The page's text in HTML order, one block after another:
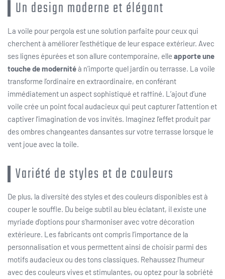
Un design moderne et élégant
La voile pour pergola est une solution parfaite pour ceux qui
cherchent à améliorer l’esthétique de leur espace extérieur. Avec
ses lignes épurées et son allure contemporaine, elle apporte une
touche de modernitéà n’importe quel jardin ou terrasse. La voile
transforme l’ordinaire en extraordinaire, en conférant
immédiatement un aspect sophistiqué et raffiné. L’ajout d’une
voile crée un point focal audacieux qui peut capturer l’attention et
captiver l’imagination de vos invités. Imaginez l’effet produit par
des ombres changeantes dansantes sur votre terrasse lorsque le
vent joue avec la toile.
Variété de styles et de couleurs
De plus, la diversité des styles et des couleurs disponibles est à
couper le souffle. Du beige subtil au bleu éclatant, il existe une
myriade d’options pour s’harmoniser avec votre décoration
extérieure. Les fabricants ont compris l’importance de la
personnalisation et vous permettent ainsi de choisir parmi des
motifs audacieux ou des tons classiques. Rehaussez l’humeur
avec des couleurs vives et stimulantes, ou optez pour la sobriété